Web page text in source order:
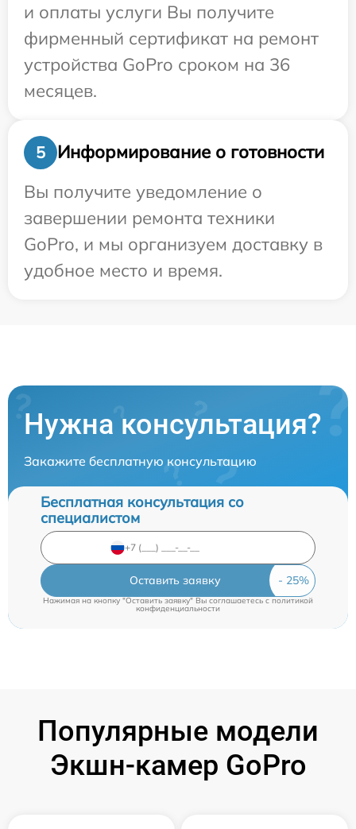
и оплаты услуги Вы получите
фирменный сертификат на ремонт
устройства GoPro сроком на 36
месяцев.
5
Информирование о готовности
Вы получите уведомление о
завершении ремонта техники
GoPro, и мы организуем доставку в
удобное место и время.
Нужна консультация?
Закажите бесплатную консультацию
Бесплатная консультация со
специалистом
Оставить заявку
Нажимая на кнопку "Оставить заявку" Вы соглашаетесь cполитикой
конфиденциальности
Популярные модели
Экшн-камер GoPro